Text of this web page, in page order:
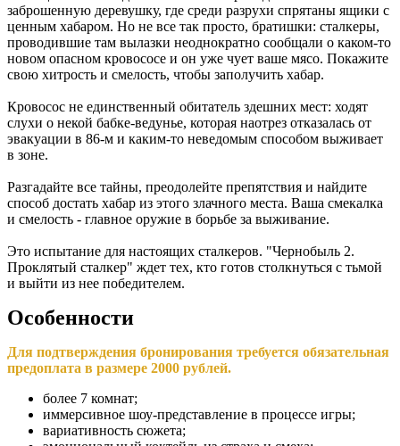
заброшенную деревушку, где среди разрухи спрятаны ящики с
ценным хабаром. Но не все так просто, братишки: сталкеры,
проводившие там вылазки неоднократно сообщали о каком-то
новом опасном кровососе и он уже чует ваше мясо. Покажите
свою хитрость и смелость, чтобы заполучить хабар.
Кровосос не единственный обитатель здешних мест: ходят
слухи о некой бабке-ведунье, которая наотрез отказалась от
эвакуации в 86-м и каким-то неведомым способом выживает
в зоне.
Разгадайте все тайны, преодолейте препятствия и найдите
способ достать хабар из этого злачного места. Ваша смекалка
и смелость - главное оружие в борьбе за выживание.
Это испытание для настоящих сталкеров. "Чернобыль 2.
Проклятый сталкер" ждет тех, кто готов столкнуться с тьмой
и выйти из нее победителем.
Особенности
Для подтверждения бронирования требуется обязательная
предоплата в размере 2000 рублей.
более 7 комнат;
иммерсивное шоу-представление в процессе игры;
вариативность сюжета;